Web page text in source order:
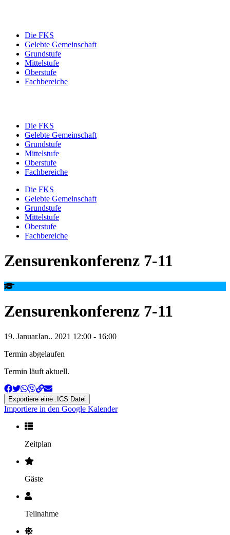
Die FKS
Gelebte Gemeinschaft
Grundstufe
Mittelstufe
Oberstufe
Fachbereiche
Die FKS
Gelebte Gemeinschaft
Grundstufe
Mittelstufe
Oberstufe
Fachbereiche
Die FKS
Gelebte Gemeinschaft
Grundstufe
Mittelstufe
Oberstufe
Fachbereiche
Zensurenkonferenz 7-11
Zensurenkonferenz 7-11
19. JanuarJan.. 2021 12:00 - 16:00
Termin abgelaufen
Termin läuft aktuell.
Exportiere eine .ICS Datei
Importiere in den Google Kalender
Zeitplan
Gäste
Teilnahme